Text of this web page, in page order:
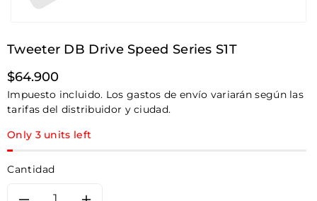
Tweeter DB Drive Speed Series S1T
Precio
habitual
$64.900
Impuesto incluido. Los gastos de envío variarán según las
tarifas del distribuidor y ciudad.
Only 3 units left
Cantidad